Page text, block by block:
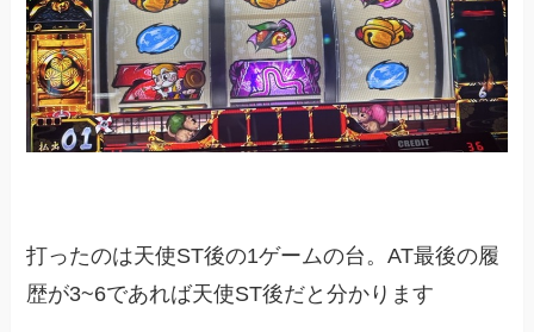
打ったのは天使ST後の1ゲームの台。AT最後の履
歴が3~6であれば天使ST後だと分かります